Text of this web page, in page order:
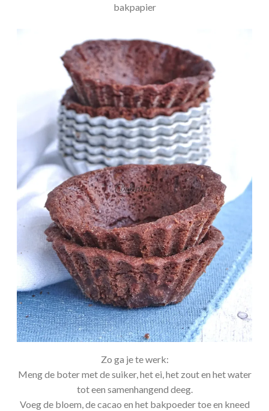
bakpapier
Zo ga je te werk:
Meng de boter met de suiker, het ei, het zout en het water
tot een samenhangend deeg.
Voeg de bloem, de cacao en het bakpoeder toe en kneed